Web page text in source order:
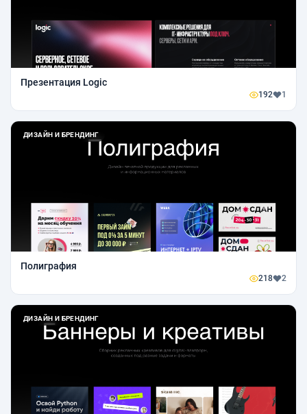
Презентация Logic
192 1
ДИЗАЙН И БРЕНДИНГ
Полиграфия
218 2
ДИЗАЙН И БРЕНДИНГ